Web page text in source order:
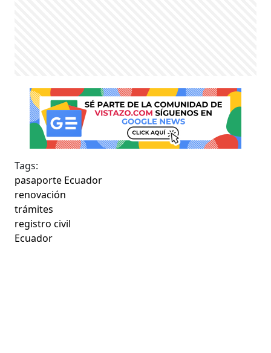
Tags:
pasaporte Ecuador
renovación
trámites
registro civil
Ecuador